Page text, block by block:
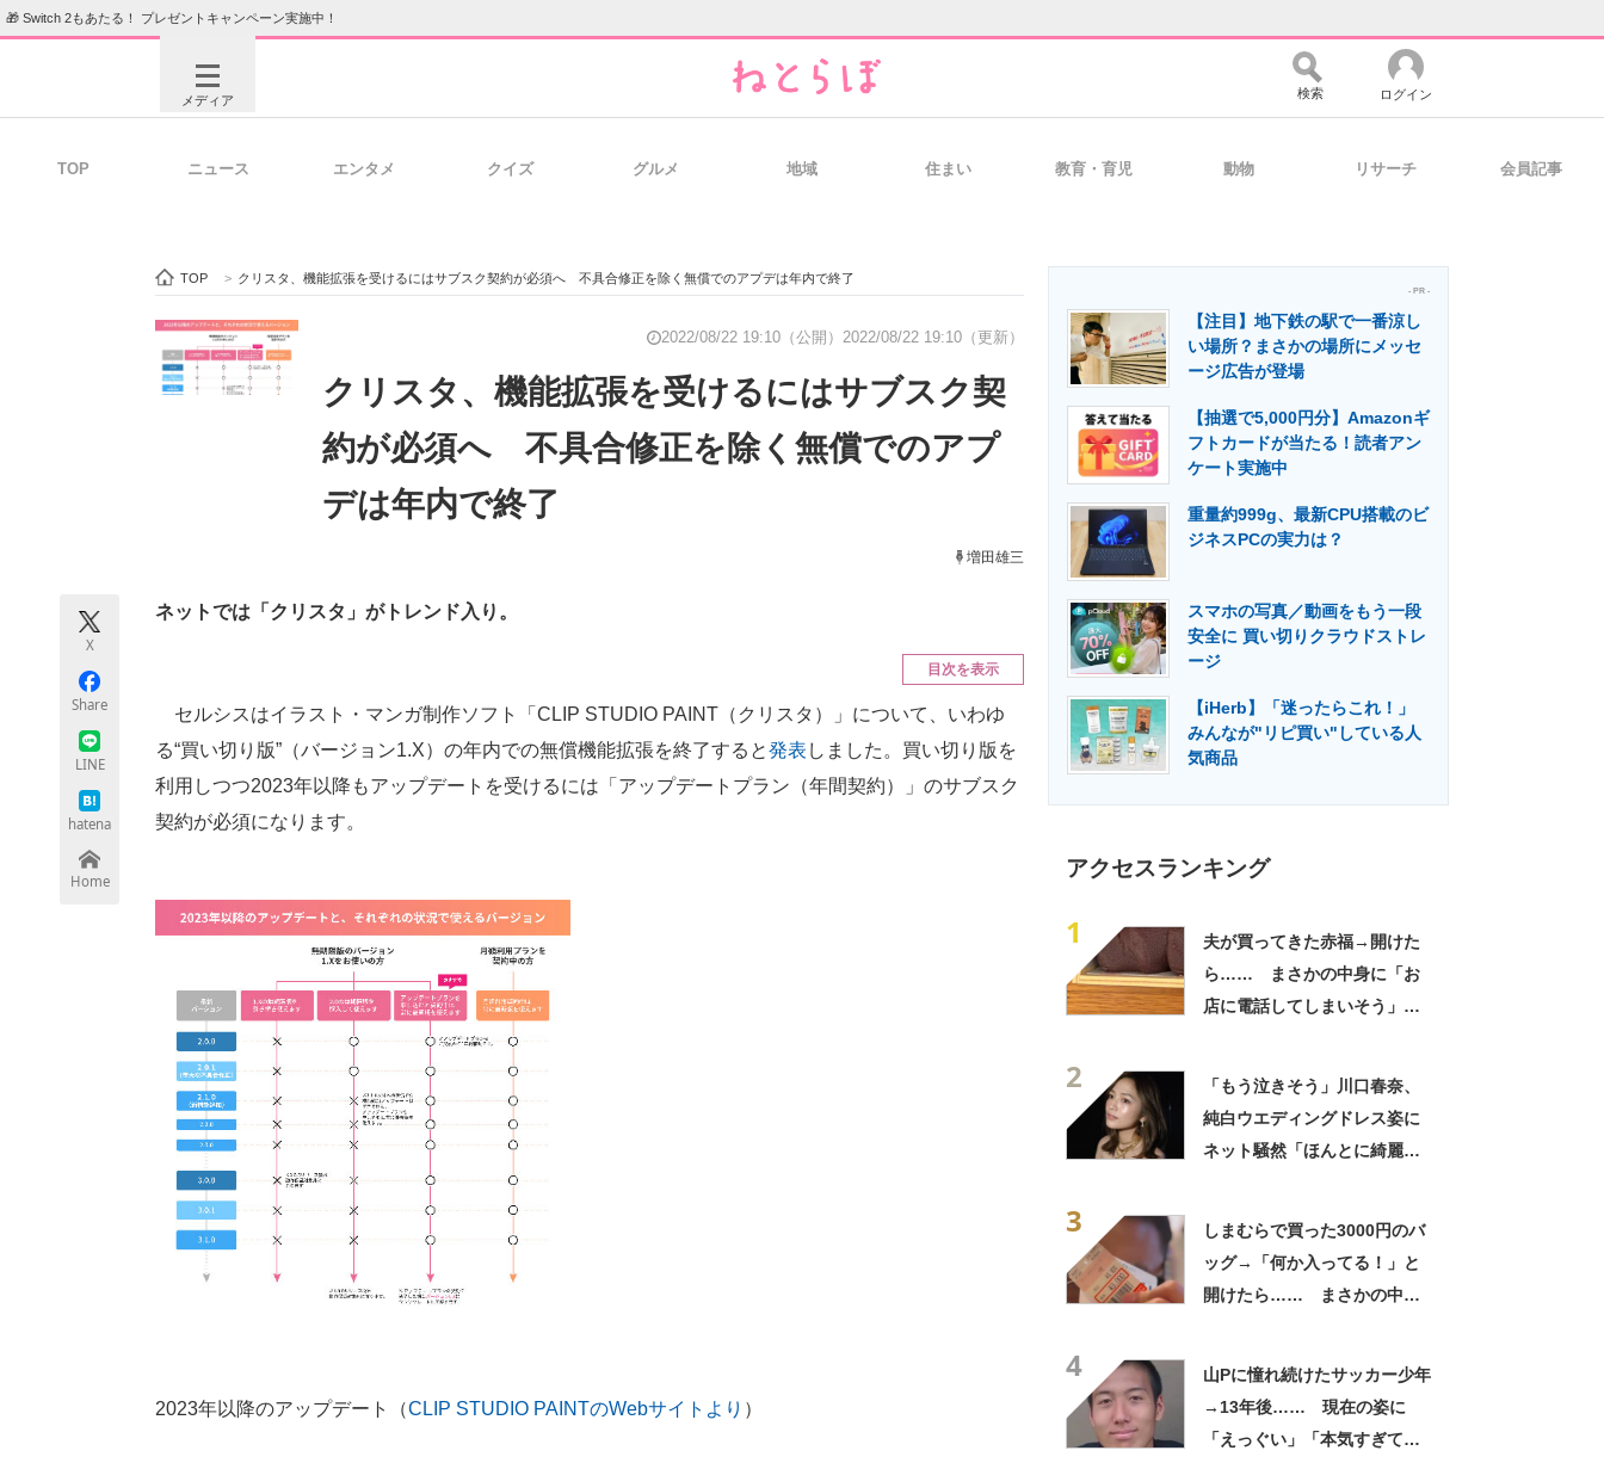
🎁 Switch 2もあたる！ プレゼントキャンペーン実施中！
メディア
ビジネスと働き方のヒント 経営リーダーのコミュニティ マーケ×ITの今がよく分かる
ITエンジニア向け専門サイト 企業向けIT製品の総合サイト IT製品の技術・比較・事例 製造業のIT導入・活用を支援
エネルギーの専門メディア 建設×テクノロジーの最前線
検索 ログイン
TOP ニュース エンタメ クイズ グルメ 地域 住まい 教育・育児 動物 リサーチ 会員記事
TOP > クリスタ、機能拡張を受けるにはサブスク契約が必須へ 不具合修正を除く無償でのアプデは年内で終了
2022/08/22 19:10（公開） 2022/08/22 19:10（更新）
クリスタ、機能拡張を受けるにはサブスク契
約が必須へ 不具合修正を除く無償でのアプ
デは年内で終了
増田雄三
X
Share
LINE
hatena
Home
ネットでは「クリスタ」がトレンド入り。
目次を表示
セルシスはイラスト・マンガ制作ソフト「CLIP STUDIO PAINT（クリスタ）」について、いわゆ
る“買い切り版”（バージョン1.X）の年内での無償機能拡張を終了すると発表 しました。買い切り版を
利用しつつ2023年以降もアップデートを受けるには「アップデートプラン（年間契約）」のサブスク
契約が必須になります。
2023年以降のアップデート（CLIP STUDIO PAINTのWebサイトより ）
- PR -
【注目】地下鉄の駅で一番涼し
い場所？まさかの場所にメッセ
ージ広告が登場
【抽選で5,000円分】Amazonギ
フトカードが当たる！読者アン
ケート実施中
重量約999g、最新CPU搭載のビ
ジネスPCの実力は？
スマホの写真／動画をもう一段
安全に 買い切りクラウドストレ
ージ
【iHerb】「迷ったらこれ！」
みんなが"リピ買い"している人
気商品
アクセスランキング
1
夫が買ってきた赤福→開けた
ら…… まさかの中身に「お
店に電話してしまいそう」
2
「もう泣きそう」川口春奈、
純白ウエディングドレス姿に
ネット騒然「ほんとに綺麗」
3
しまむらで買った3000円のバ
ッグ→「何か入ってる！」と
開けたら…… まさかの中身
4
山Pに憧れ続けたサッカー少年
→13年後…… 現在の姿に
「えっぐい」「本気すぎて尊